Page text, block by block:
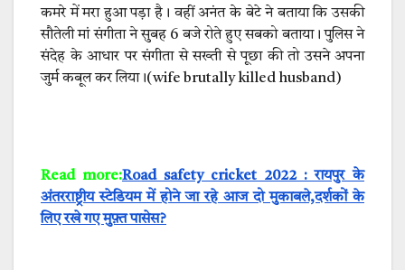
कमरे में मरा हुआ पड़ा है। वहीं अनंत के बेटे ने बताया कि उसकी
सौतेली मां संगीता ने सुबह 6 बजे रोते हुए सबको बताया। पुलिस ने
संदेह के आधार पर संगीता से सख्ती से पूछा की तो उसने अपना
जुर्म कबूल कर लिया।(wife brutally killed husband)
Read more:Road safety cricket 2022 : रायपुर के
अंतरराष्ट्रीय स्टेडियम में होने जा रहे आज दो मुकाबले,दर्शकों के
लिए रखे गए मुफ़्त पासेस?